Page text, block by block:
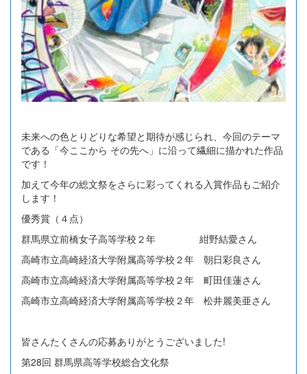
未来への色とりどりな希望と期待が感じられ、今回のテーマ
である「今ここから その先へ」に沿って繊細に描かれた作品
です！
加えて今年の総文祭をさらに彩ってくれる入賞作品もご紹介
します！
優秀賞（４点）
群馬県立前橋女子高等学校２年 紺野結愛さん
高崎市立高崎経済大学附属高等学校２年 朝日彩良さん
高崎市立高崎経済大学附属高等学校２年 町田佳蓮さん
高崎市立高崎経済大学附属高等学校２年 松井麗美亜さん
皆さんたくさんの応募ありがとうございました!
第28回 群馬県高等学校総合文化祭